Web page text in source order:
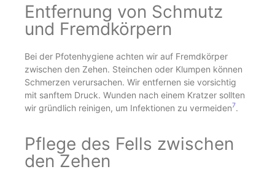
Entfernung von Schmutz
und Fremdkörpern
Bei der Pfotenhygiene achten wir auf Fremdkörper
zwischen den Zehen. Steinchen oder Klumpen können
Schmerzen verursachen. Wir entfernen sie vorsichtig
mit sanftem Druck. Wunden nach einem Kratzer sollten
wir gründlich reinigen, um Infektionen zu vermeiden7.
Pflege des Fells zwischen
den Zehen